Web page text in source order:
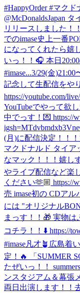
#HappyOrder #マクド
@McDonaldsJapan
リリースしました！
でのimase史上一番
になってくれたら嬉
いっ！！🎧 本日
#imase...3/29(金)21:00
記念して生配信をや
https://youtube.com/
YouTubeでやって欲
中でっす！💌 https://
(月)に配信決定！！！
マクドナルド タイア
なマック！！！嬉し
やライブ配信など楽
ください🫶🏼 https://
売 imase初の CDア
には "オリジナル
まっす！！🎁 実物
コチラ！！⬇️ https://
#imase凡才🪴 広島着
定！🔥 「SUMMER
たぜいっ！！
ンスタジアム＆幕張
両日出演します！！